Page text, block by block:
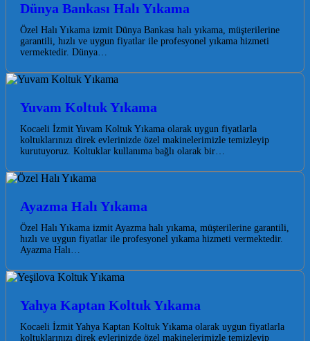
Dünya Bankası Halı Yıkama
Özel Halı Yıkama izmit Dünya Bankası halı yıkama, müşterilerine
garantili, hızlı ve uygun fiyatlar ile profesyonel yıkama hizmeti
vermektedir. Dünya…
Yuvam Koltuk Yıkama
Kocaeli İzmit Yuvam Koltuk Yıkama olarak uygun fiyatlarla
koltuklarınızı direk evlerinizde özel makinelerimizle temizleyip
kurutuyoruz. Koltuklar kullanıma bağlı olarak bir…
Ayazma Halı Yıkama
Özel Halı Yıkama izmit Ayazma halı yıkama, müşterilerine garantili,
hızlı ve uygun fiyatlar ile profesyonel yıkama hizmeti vermektedir.
Ayazma Halı…
Yahya Kaptan Koltuk Yıkama
Kocaeli İzmit Yahya Kaptan Koltuk Yıkama olarak uygun fiyatlarla
koltuklarınızı direk evlerinizde özel makinelerimizle temizleyip